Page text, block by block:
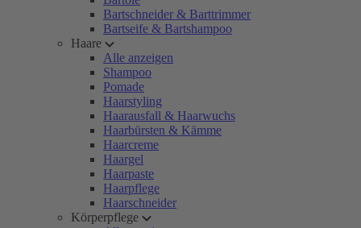
Bartschneider & Barttrimmer
Bartseife & Bartshampoo
Haare
Alle anzeigen
Shampoo
Pomade
Haarstyling
Haarausfall & Haarwuchs
Haarbürsten & Kämme
Haarcreme
Haargel
Haarpaste
Haarpflege
Haarschneider
Körperpflege